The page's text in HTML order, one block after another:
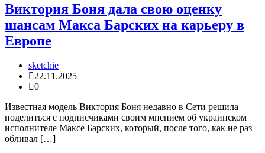
Виктория Боня дала свою оценку
шансам Макса Барских на карьеру в
Европе
sketchie
22.11.2025
0
Известная модель Виктория Боня недавно в Сети решила
поделиться с подписчиками своим мнением об украинском
исполнителе Максе Барских, который, после того, как не раз
обливал […]